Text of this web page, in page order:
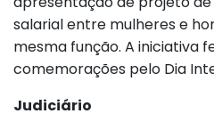
salarial entre mulheres e
mesma função. A iniciativa
comemorações pelo Dia
Judiciário